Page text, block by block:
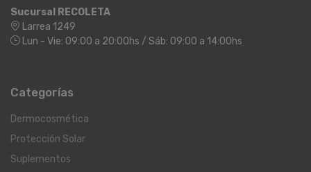
Sucursal RECOLETA
Larrea 1249
Lun - Vie: 09:00 a 20:00hs / Sáb: 09:00 a 14:00hs
Categorías
Dermocosmética
Protección Solar
Suplementos